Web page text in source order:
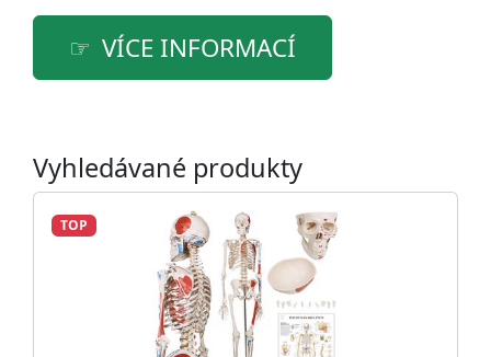
VÍCE INFORMACÍ
Vyhledávané produkty
TOP